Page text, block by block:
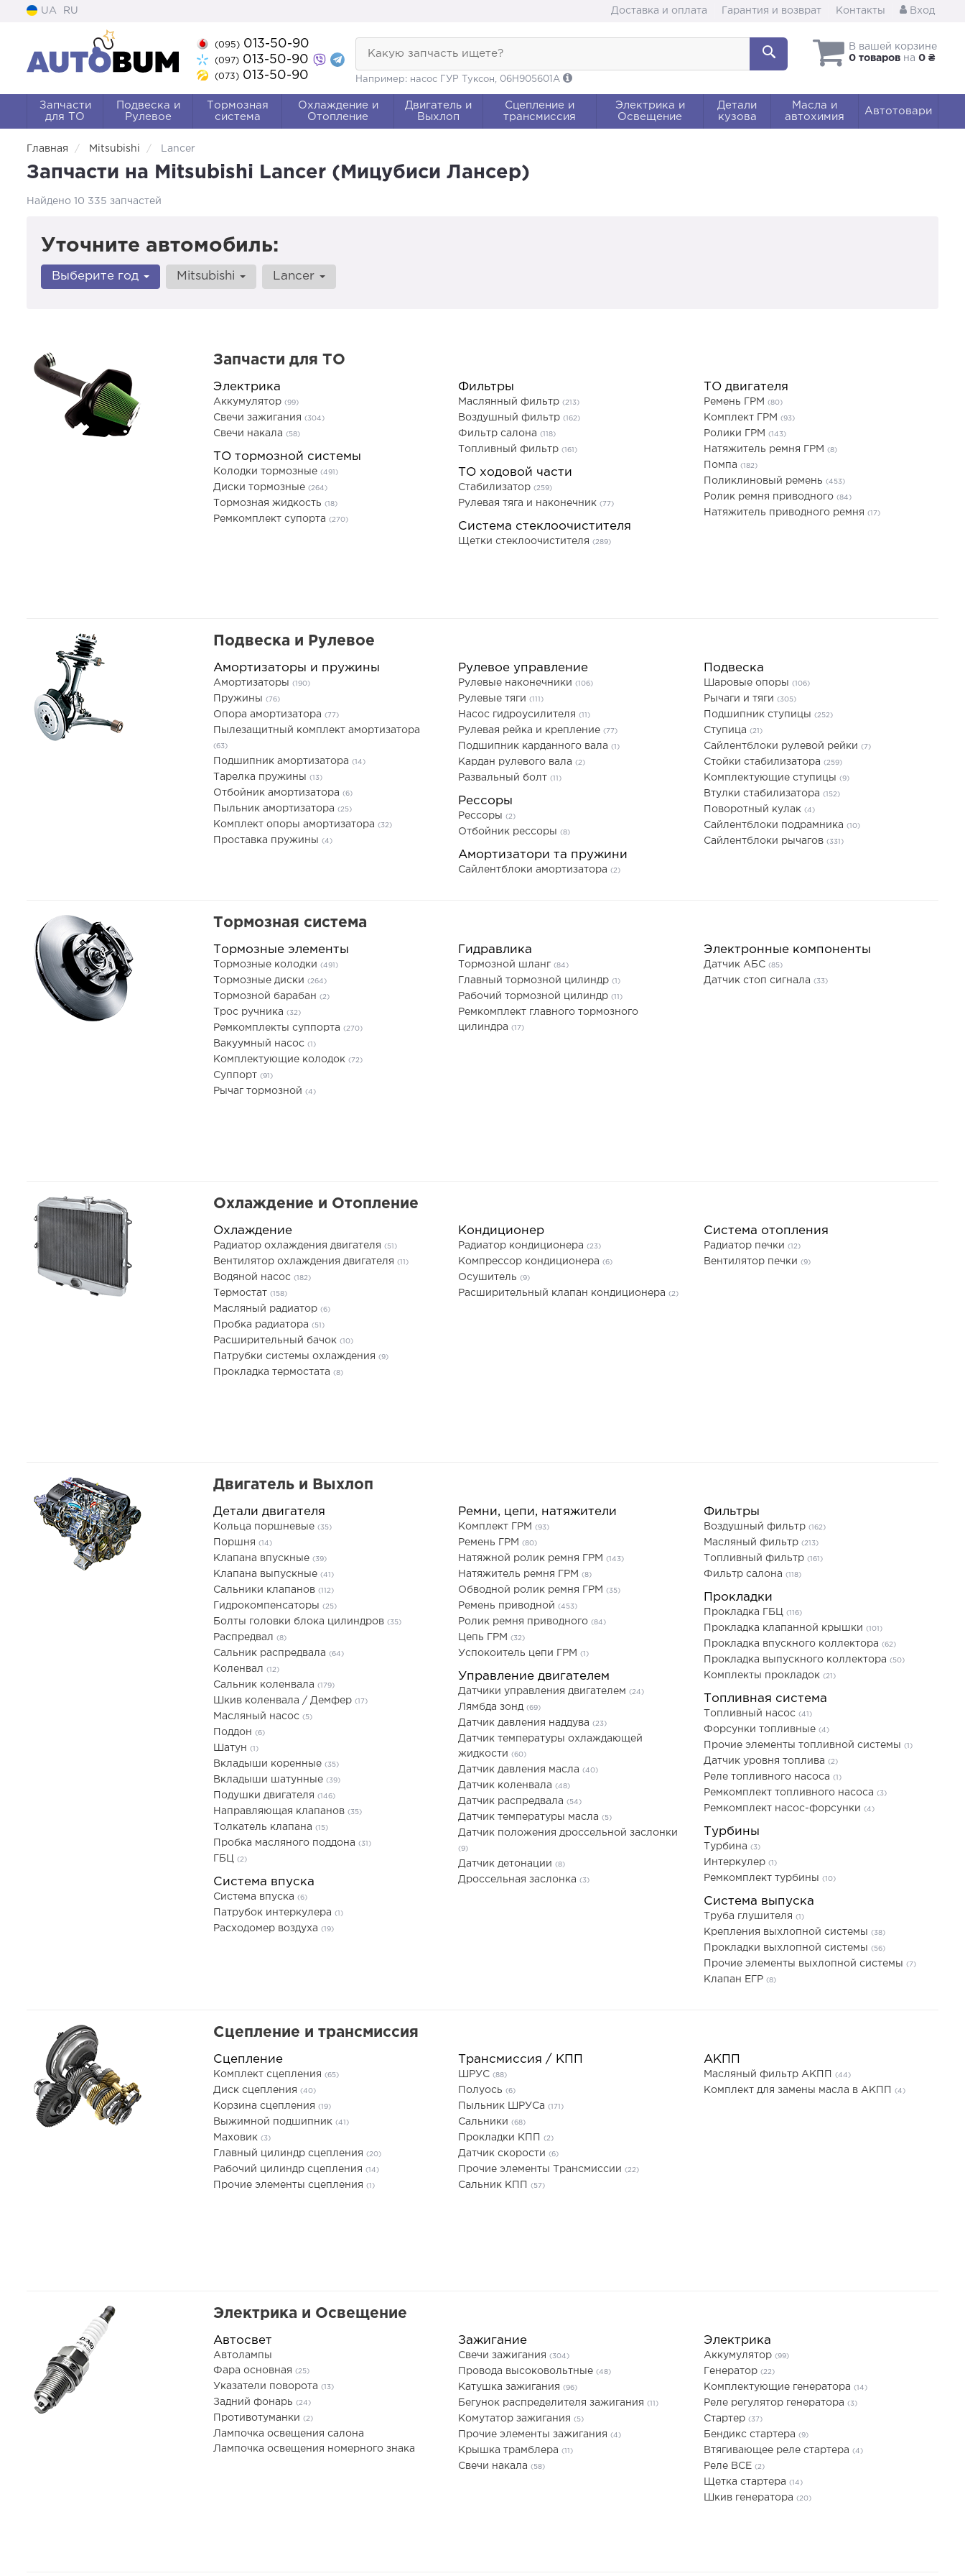
UA RU Доставка и оплата Гарантия и возврат Контакты Вход
(095)013-50-90
(097)013-50-90
(073)013-50-90
В вашей корзине
0 товаров на 0 ₴
Какую запчасть ищете?
Например: насос ГУР Туксон, 06H905601A
Запчасти
для ТО
Подвеска и
Рулевое
Тормозная
система
Охлаждение и
Отопление
Двигатель и
Выхлоп
Сцепление и
трансмиссия
Электрика и
Освещение
Детали
кузова
Масла и
автохимия
Автотовари
Главная Mitsubishi Lancer
Запчасти на Mitsubishi Lancer (Мицубиси Лансер)
Найдено 10 335 запчастей
Уточните автомобиль:
Выберите год Mitsubishi Lancer
Запчасти для ТО
Электрика
Аккумулятор (99)
Свечи зажигания (304)
Свечи накала (58)
Фильтры
Маслянный фильтр (213)
Воздушный фильтр (162)
Фильтр салона (118)
Топливный фильтр (161)
ТО двигателя
Ремень ГРМ (80)
Комплект ГРМ (93)
Ролики ГРМ (143)
Натяжитель ремня ГРМ (8)
Помпа (182)
Поликлиновый ремень (453)
Ролик ремня приводного (84)
Натяжитель приводного ремня (17)
ТО тормозной системы
Колодки тормозные (491)
Диски тормозные (264)
Тормозная жидкость (18)
Ремкомплект супорта (270)
ТО ходовой части
Стабилизатор (259)
Рулевая тяга и наконечник (77)
Система стеклоочистителя
Щетки стеклоочистителя (289)
Подвеска и Рулевое
Амортизаторы и пружины
Амортизаторы (190)
Пружины (76)
Опора амортизатора (77)
Пылезащитный комплект амортизатора
(63)
Подшипник амортизатора (14)
Тарелка пружины (13)
Отбойник амортизатора (6)
Пыльник амортизатора (25)
Комплект опоры амортизатора (32)
Проставка пружины (4)
Рулевое управление
Рулевые наконечники (106)
Рулевые тяги (111)
Насос гидроусилителя (11)
Рулевая рейка и крепление (77)
Подшипник карданного вала (1)
Кардан рулевого вала (2)
Развальный болт (11)
Подвеска
Шаровые опоры (106)
Рычаги и тяги (305)
Подшипник ступицы (252)
Ступица (21)
Сайлентблоки рулевой рейки (7)
Стойки стабилизатора (259)
Комплектующие ступицы (9)
Втулки стабилизатора (152)
Поворотный кулак (4)
Сайлентблоки подрамника (10)
Сайлентблоки рычагов (331)
Рессоры
Рессоры (2)
Отбойник рессоры (8)
Амортизатори та пружини
Сайлентблоки амортизатора (2)
Тормозная система
Тормозные элементы
Тормозные колодки (491)
Тормозные диски (264)
Тормозной барабан (2)
Трос ручника (32)
Ремкомплекты суппорта (270)
Вакуумный насос (1)
Комплектующие колодок (72)
Суппорт (91)
Рычаг тормозной (4)
Гидравлика
Тормозной шланг (84)
Главный тормозной цилиндр (1)
Рабочий тормозной цилиндр (11)
Ремкомплект главного тормозного
цилиндра (17)
Электронные компоненты
Датчик АБС (85)
Датчик стоп сигнала (33)
Охлаждение и Отопление
Охлаждение
Радиатор охлаждения двигателя (51)
Вентилятор охлаждения двигателя (11)
Водяной насос (182)
Термостат (158)
Масляный радиатор (6)
Пробка радиатора (51)
Расширительный бачок (10)
Патрубки системы охлаждения (9)
Прокладка термостата (8)
Кондиционер
Радиатор кондиционера (23)
Компрессор кондиционера (6)
Осушитель (9)
Расширительный клапан кондиционера (2)
Система отопления
Радиатор печки (12)
Вентилятор печки (9)
Двигатель и Выхлоп
Детали двигателя
Кольца поршневые (35)
Поршня (14)
Клапана впускные (39)
Клапана выпускные (41)
Сальники клапанов (112)
Гидрокомпенсаторы (25)
Болты головки блока цилиндров (35)
Распредвал (8)
Сальник распредвала (64)
Коленвал (12)
Сальник коленвала (179)
Шкив коленвала / Демфер (17)
Масляный насос (5)
Поддон (6)
Шатун (1)
Вкладыши коренные (35)
Вкладыши шатунные (39)
Подушки двигателя (146)
Направляющая клапанов (35)
Толкатель клапана (15)
Пробка масляного поддона (31)
ГБЦ (2)
Ремни, цепи, натяжители
Комплект ГРМ (93)
Ремень ГРМ (80)
Натяжной ролик ремня ГРМ (143)
Натяжитель ремня ГРМ (8)
Обводной ролик ремня ГРМ (35)
Ремень приводной (453)
Ролик ремня приводного (84)
Цепь ГРМ (32)
Успокоитель цепи ГРМ (1)
Фильтры
Воздушный фильтр (162)
Масляный фильтр (213)
Топливный фильтр (161)
Фильтр салона (118)
Прокладки
Прокладка ГБЦ (116)
Прокладка клапанной крышки (101)
Прокладка впускного коллектора (62)
Прокладка выпускного коллектора (50)
Комплекты прокладок (21)
Управление двигателем
Датчики управления двигателем (24)
Лямбда зонд (69)
Датчик давления наддува (23)
Датчик температуры охлаждающей
жидкости (60)
Датчик давления масла (40)
Датчик коленвала (48)
Датчик распредвала (54)
Датчик температуры масла (5)
Датчик положения дроссельной заслонки
(9)
Датчик детонации (8)
Дроссельная заслонка (3)
Топливная система
Топливный насос (41)
Форсунки топливные (4)
Прочие элементы топливной системы (1)
Датчик уровня топлива (2)
Реле топливного насоса (1)
Ремкомплект топливного насоса (3)
Ремкомплект насос-форсунки (4)
Турбины
Турбина (3)
Интеркулер (1)
Ремкомплект турбины (10)
Система впуска
Система впуска (6)
Патрубок интеркулера (1)
Расходомер воздуха (19)
Система выпуска
Труба глушителя (1)
Крепления выхлопной системы (38)
Прокладки выхлопной системы (56)
Прочие элементы выхлопной системы (7)
Клапан ЕГР (8)
Сцепление и трансмиссия
Сцепление
Комплект сцепления (65)
Диск сцепления (40)
Корзина сцепления (19)
Выжимной подшипник (41)
Маховик (3)
Главный цилиндр сцепления (20)
Рабочий цилиндр сцепления (14)
Прочие элементы сцепления (1)
Трансмиссия / КПП
ШРУС (88)
Полуось (6)
Пыльник ШРУСа (171)
Сальники (68)
Прокладки КПП (2)
Датчик скорости (6)
Прочие элементы Трансмиссии (22)
Сальник КПП (57)
АКПП
Масляный фильтр АКПП (44)
Комплект для замены масла в АКПП (4)
Электрика и Освещение
Автосвет
Автолампы
Фара основная (25)
Указатели поворота (13)
Задний фонарь (24)
Противотуманки (2)
Лампочка освещения салона
Лампочка освещения номерного знака
Зажигание
Свечи зажигания (304)
Провода высоковольтные (48)
Катушка зажигания (96)
Бегунок распределителя зажигания (11)
Комутатор зажигания (5)
Прочие элементы зажигания (4)
Крышка трамблера (11)
Свечи накала (58)
Электрика
Аккумулятор (99)
Генератор (22)
Комплектующие генератора (14)
Реле регулятор генератора (3)
Стартер (37)
Бендикс стартера (9)
Втягивающее реле стартера (4)
Реле ВСЕ (2)
Щетка стартера (14)
Шкив генератора (20)